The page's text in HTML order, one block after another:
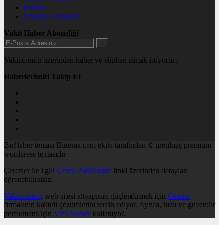
Eczane
Nöbetçi Eczaneler
Vakit Haber Aboneliği
+
Vakit.com.tr üzerinden haber ve ebülten almak istiyorum
Haberlerimizi Takip Et
BirHaber teması Birtema.com ekibi tarafından © üretilmiş premium
wordpress temasıdır.
Çerezler ile ilgili Çerez Politikamız linki üzerinden detayları
öğrenebilirsiniz.
Vakit.com.tr, web sitesi altyapısını güçlendirmek için Cenuta
firmasının kaliteli çözümlerini tercih ediyor. Ayrıca, hızlı ve güvenilir
performans için VPS Serverkullanıyor.